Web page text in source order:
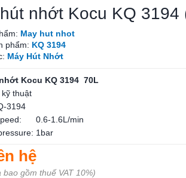
nhớt Kocu KQ 3194
May hut nhot
phẩm: KQ 3194
Máy Hút Nhớt
Kocu KQ 3194 70L
thuật
3194
0.6-1.6L/min
1bar
hệ
bao gồm thuế VAT 10%)